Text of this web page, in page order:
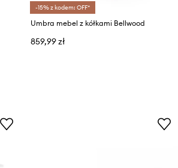
-15% z kodem: OFF*
Umbra mebel z kółkami Bellwood
859,99 zł